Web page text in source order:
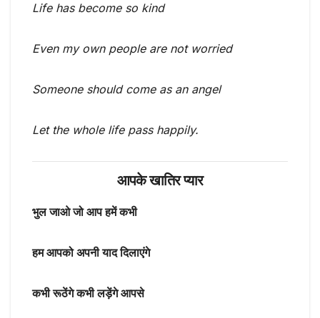
Life has become so kind
Even my own people are not worried
Someone should come as an angel
Let the whole life pass happily.
आपके खातिर प्यार
भुल जाओ जो आप हमें कभी
हम आपको अपनी याद दिलाएंगे
कभी रूठेंगे कभी लड़ेंगे आपसे